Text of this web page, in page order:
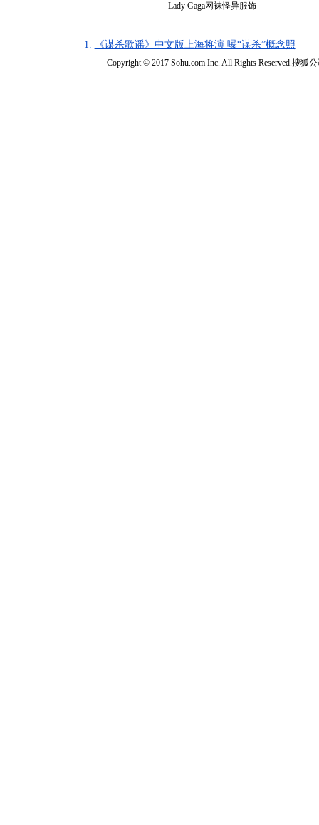
Lady Gaga网袜怪异服饰
1. 《谋杀歌谣》中文版上海将演 曝“谋杀”概念照
Copyright © 2017 Sohu.com Inc. All Rights Reserved.搜狐